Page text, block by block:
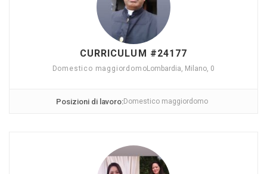
CURRICULUM #24177
Domestico maggiordomoLombardia, Milano, 0
Posizioni di lavoro:Domestico maggiordomo